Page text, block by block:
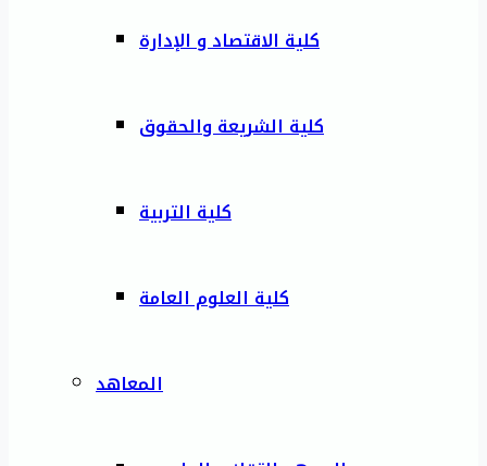
كلية الاقتصاد و الإدارة
كلية الشريعة والحقوق
كلية التربية
كلية العلوم العامة
المعاهد